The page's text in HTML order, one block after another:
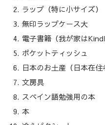
ラップ（特に小サイズ）
無印ラップケース大
電子書籍（我が家は
ポケットティッシュ
日本のお土産（日本在住
文房具
スペイン語勉強用の本
本